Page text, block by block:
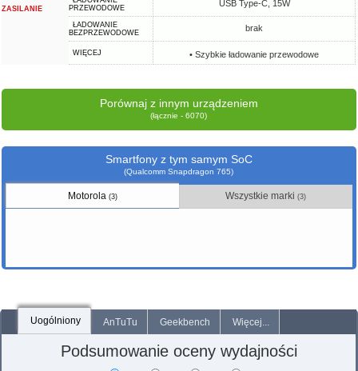
ZASILANIE
PRZEWODOWE
USB Type-C, 15W
ŁADOWANIE
BEZPRZEWODOWE
brak
WIĘCEJ • Szybkie ładowanie przewodowe
Porównaj z innym urządzeniem
(łącznie - 6070)
Smartfony z tym samym SoC
(Qualcomm Snapdragon 765)
Motorola (3) Wszystkie marki(3)
Uogólniony AnTuTu Geekbench Więcej...
Podsumowanie oceny wydajności